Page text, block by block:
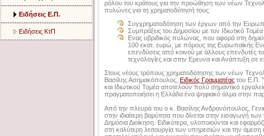
Ειδήσεις Ε.Π.
Ειδήσεις ΚτΠ
ρόλου του κράτους για την προώθηση των νέων
πυλώνες για τη χρηματοδότησή τους:
Συγχρηματοδότηση των έργων από την
Συμπράξεις του Δημοσίου με τον Ιδιωτικό Τομέα
Ενας υβριδικός πυλώνας, που αφορά στη
100 εκατ. ευρώ, με πόρους της Ευρωπαϊκής
επενδύσεις από κοινού με άλλους επενδυτές
τεχνολογίες και στην Ερευνα και Ανάπτυξη σε
Στους νέους τρόπους χρηματοδότησης των νέων
Βασίλης Ασημακόπουλος,
Ειδικός Γραμματέας του Ε.Π.
και Ιδιωτικού Τομέα αποτελούν πολύ σημαντικό
πραγματοποιήσει η Ελλάδα ένα ψηφιακό άλμα στην
Από την πλευρά του ο κ. Βασίλης Ανδρονόπουλος,
στην ιδιαίτερη βαρύτητα που δίνεται στην εισαγωγή
Δημόσια Διοίκηση. Ειδικότερα, υλοποιούνται και
στη καλύτερη λειτουργία των υπηρεσιών και την